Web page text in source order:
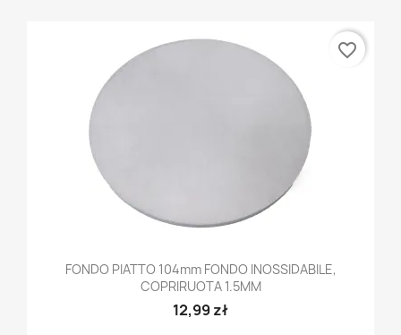
FONDO PIATTO 104mm FONDO INOSSIDABILE,
COPRIRUOTA 1.5MM
12,99 zł
favorite_border